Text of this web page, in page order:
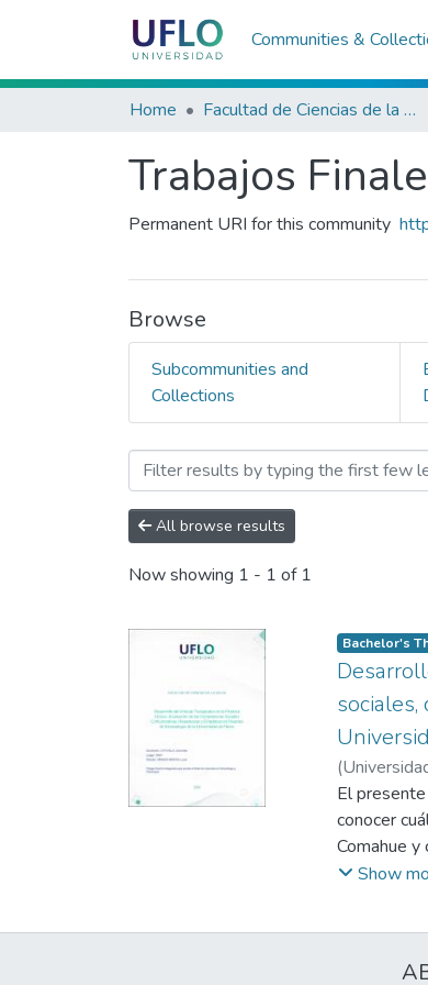
Communities &
Home Facultad de Ciencias de la Salud
Trabajos
Permanent URI for this community
Browse
Subcommunities and
Collections
Browsing Trabajos
All browse results
Now showing 1 - 1 of 1
Bachelor's
(
El
conocer
Comahue y
Para ello,
Show